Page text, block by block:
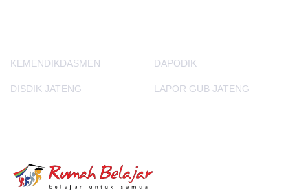
KEMENDIKDASMEN DAPODIK
DISDIK JATENG LAPOR GUB JATENG